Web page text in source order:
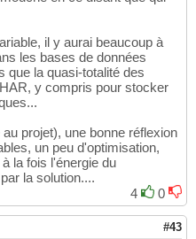
il y aurai beaucoup à
les bases de données
que la quasi-totalité des
y compris pour stocker
projet), une bonne réflexion
un peu d'optimisation,
la fois l'énergie du
la solution....
4
0
#43